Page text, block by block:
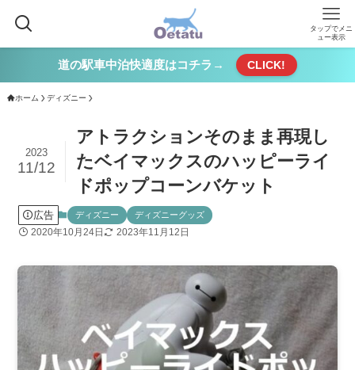
タップでメニ
ュー表示
道の駅車中泊快適度はコチラ→ CLICK!
ホーム ディズニー
アトラクションそのまま再現し
たベイマックスのハッピーライ
ドポップコーンバケット
2023
11/12
広告 ディズニー ディズニーグッズ
2020年10月24日 2023年11月12日